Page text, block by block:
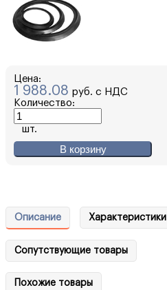
Цена:
1 988.08 руб. с НДС
Количество:
шт.
В корзину
Описание Характеристики
Сопутствующие товары
Похожие товары